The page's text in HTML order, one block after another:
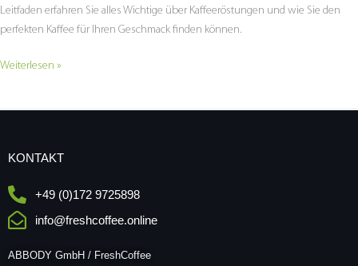
Leitfaden erfahren Sie alles Wichtige über Kaffeeröstungen und wie Sie den
perfekten Kaffee für Ihren Geschmack finden können.
Weiterlesen »
KONTAKT
+49 (0)172 9725898
info@freshcoffee.online
ABBODY GmbH / FreshCoffee